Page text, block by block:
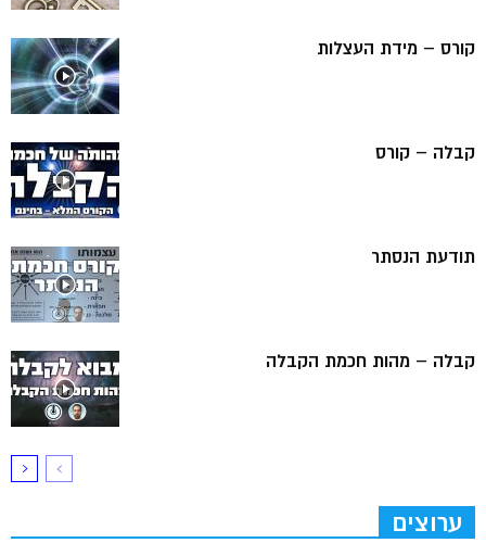
קורס – מידת העצלות
קבלה – קורס
תודעת הנסתר
קבלה – מהות חכמת הקבלה
ערוצים